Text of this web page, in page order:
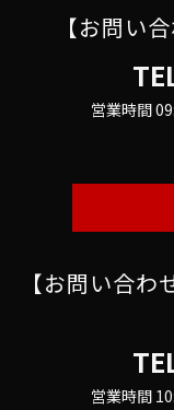
【お問い
営業時間
【お問い合
営業時間